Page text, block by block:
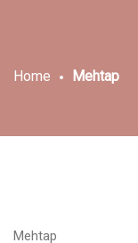
Home Mehtap
Mehtap